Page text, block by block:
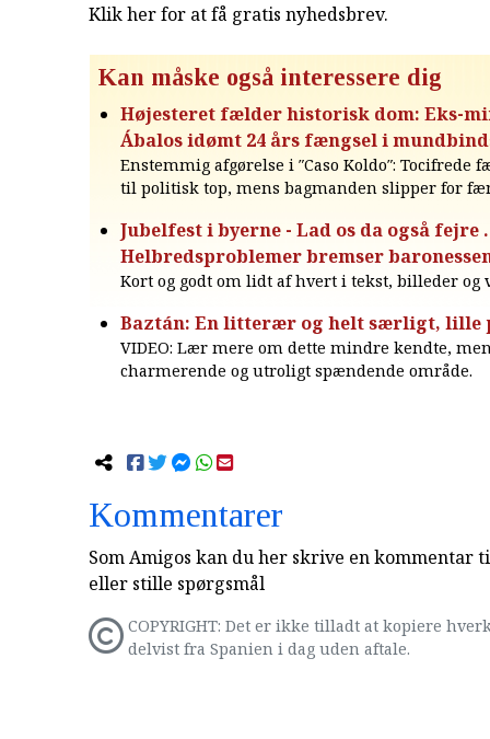
Klik her for at få gratis nyhedsbrev.
Kan måske også interessere dig
Højesteret fælder historisk dom: Eks-
Ábalos idømt 24 års fængsel i
Enstemmig afgørelse i ″Caso Koldo″: Tocifrede
til politisk top, mens bagmanden slipper for
Jubelfest i byerne - Lad os da også fejre
Helbredsproblemer bremser
Kort og godt om lidt af hvert i tekst, billeder og
Baztán: En litterær og helt særligt, lille
VIDEO: Lær mere om dette mindre kendte,
charmerende og utroligt spændende område.
Kommentarer
Som Amigos kan du her skrive en kommentar
eller stille spørgsmål
COPYRIGHT: Det er ikke tilladt at kopiere
delvist fra Spanien i dag uden aftale.